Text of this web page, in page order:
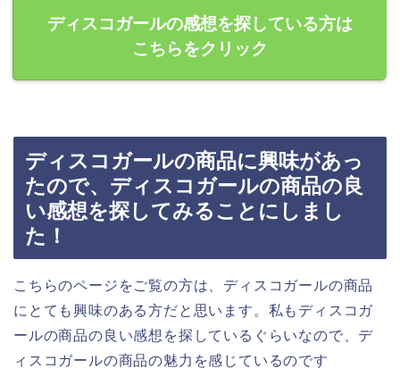
ディスコガールの感想を探している方は
こちらをクリック
ディスコガールの商品に興味があっ
たので、ディスコガールの商品の良
い感想を探してみることにしまし
た！
こちらのページをご覧の方は、ディスコガールの商品
にとても興味のある方だと思います。私もディスコガ
ールの商品の良い感想を探しているぐらいなので、デ
ィスコガールの商品の魅力を感じているのです